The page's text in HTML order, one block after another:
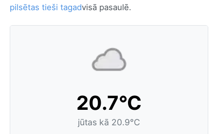
pilsētas tieši tagadvisā pasaulē.
20.7°C
jūtas kā 20.9°C